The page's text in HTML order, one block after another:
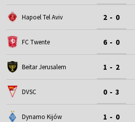
Hapoel Tel Aviv 2 - 0
FC Twente 6 - 0
Beitar Jerusalem 1 - 2
DVSC 0 - 3
Dynamo Kijów 1 - 0